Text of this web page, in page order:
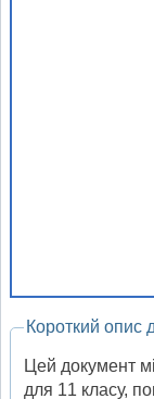
Короткий опис
Цей документ
для 11 класу,